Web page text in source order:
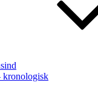
kronologisk